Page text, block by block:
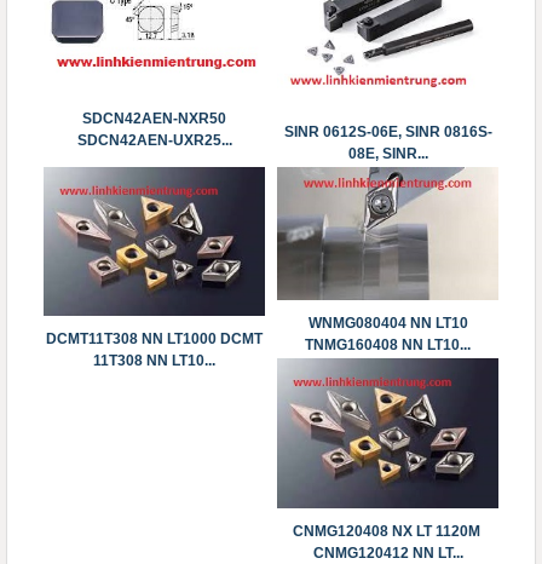
SDCN42AEN-NXR50
SDCN42AEN-UXR25...
SINR 0612S-06E, SINR 0816S-
08E, SINR...
DCMT11T308 NN LT1000 DCMT
11T308 NN LT10...
WNMG080404 NN LT10
TNMG160408 NN LT10...
CNMG120408 NX LT 1120M
CNMG120412 NN LT...